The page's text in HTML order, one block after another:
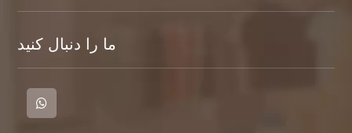
ما را دنبال کنید